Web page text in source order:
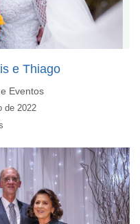
e Thiago
Eventos
de 2022